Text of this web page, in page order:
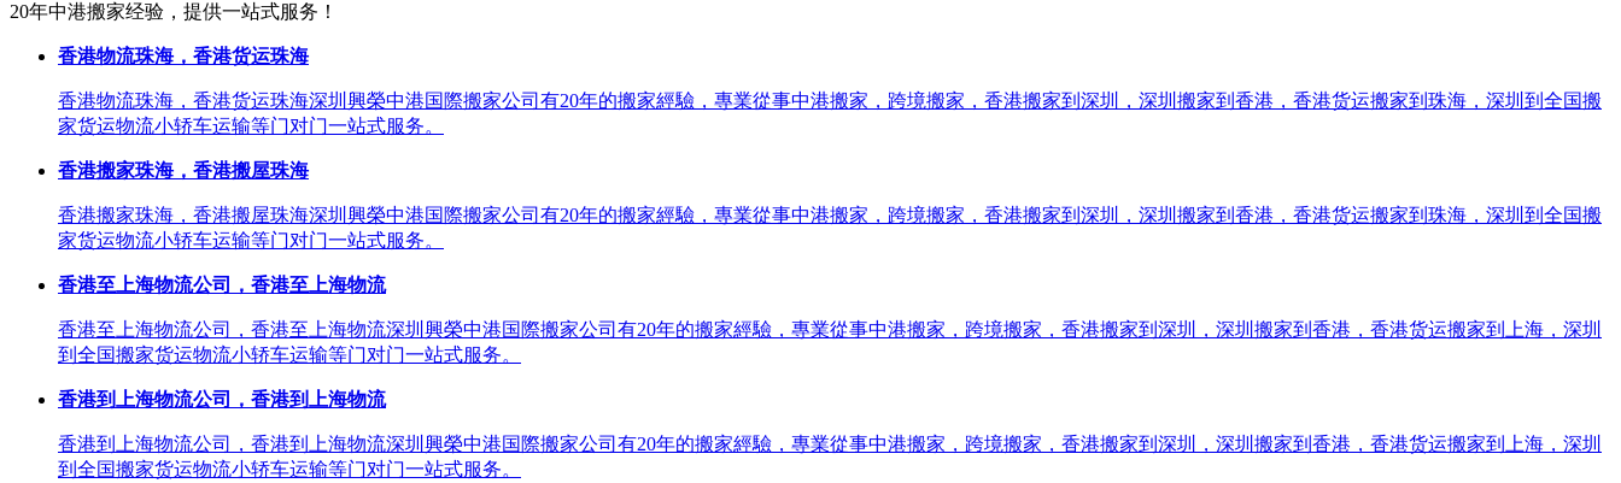
20年中港搬家经验，提供一站式服务！
香港物流珠海，香港货运珠海
香港物流珠海，香港货运珠海深圳興榮中港国際搬家公司有20年的搬家經驗，專業從事中港搬家，跨境搬家，香港搬家到深圳，深圳搬家到香港，香港货运搬家到珠海，深圳到全国搬
家货运物流小轿车运输等门对门一站式服务。
香港搬家珠海，香港搬屋珠海
香港搬家珠海，香港搬屋珠海深圳興榮中港国際搬家公司有20年的搬家經驗，專業從事中港搬家，跨境搬家，香港搬家到深圳，深圳搬家到香港，香港货运搬家到珠海，深圳到全国搬
家货运物流小轿车运输等门对门一站式服务。
香港至上海物流公司，香港至上海物流
香港至上海物流公司，香港至上海物流深圳興榮中港国際搬家公司有20年的搬家經驗，專業從事中港搬家，跨境搬家，香港搬家到深圳，深圳搬家到香港，香港货运搬家到上海，深圳
到全国搬家货运物流小轿车运输等门对门一站式服务。
香港到上海物流公司，香港到上海物流
香港到上海物流公司，香港到上海物流深圳興榮中港国際搬家公司有20年的搬家經驗，專業從事中港搬家，跨境搬家，香港搬家到深圳，深圳搬家到香港，香港货运搬家到上海，深圳
到全国搬家货运物流小轿车运输等门对门一站式服务。